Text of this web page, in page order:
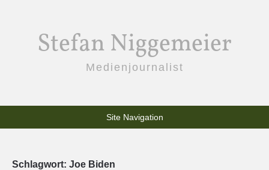
Stefan Niggemeier
Medienjournalist
Site Navigation
Schlagwort: Joe Biden